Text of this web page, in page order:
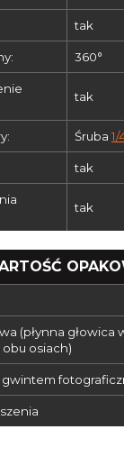
tak
360°
tak
Śruba1/
tak
tak
(płynna głowica
osiach)
gwintem